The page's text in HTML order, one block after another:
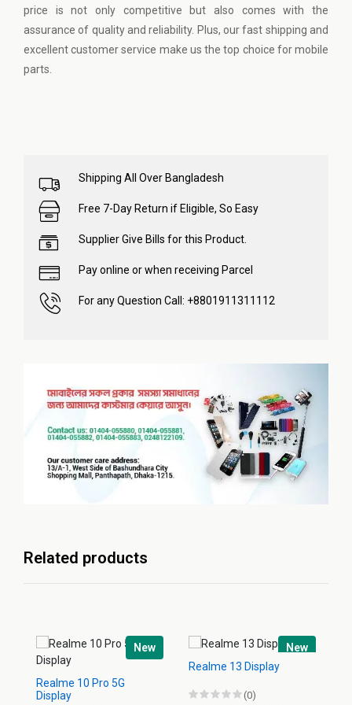
price is not only competitive but also comes with the
assurance of quality and reliability. Plus, our fast shipping and
excellent customer service make us the top choice for mobile
parts.
Shipping All Over Bangladesh
Free 7-Day Return if Eligible, So Easy
Supplier Give Bills for this Product.
Pay online or when receiving Parcel
For any Question Call: +8801911311112
Related products
New
Realme 10 Pro 5G
Display
New
Realme 13 Display
(0)